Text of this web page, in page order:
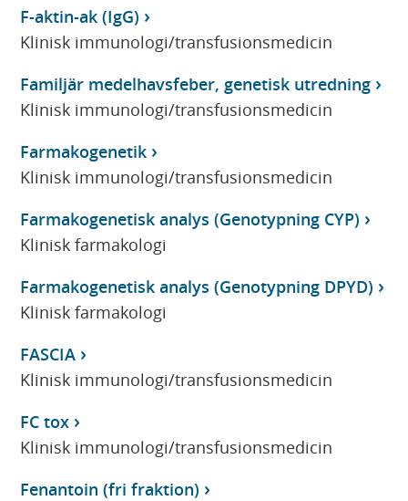
F-aktin-ak (IgG)
Klinisk immunologi/transfusionsmedicin
Familjär medelhavsfeber, genetisk utredning
Klinisk immunologi/transfusionsmedicin
Farmakogenetik
Klinisk immunologi/transfusionsmedicin
Farmakogenetisk analys (Genotypning CYP)
Klinisk farmakologi
Farmakogenetisk analys (Genotypning DPYD)
Klinisk farmakologi
FASCIA
Klinisk immunologi/transfusionsmedicin
FC tox
Klinisk immunologi/transfusionsmedicin
Fenantoin (fri fraktion)